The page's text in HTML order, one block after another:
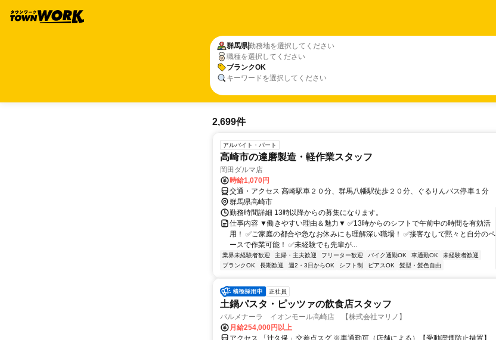
群馬県勤務地を選択してください
職種を選択してください
ブランクOK
キーワードを選択してください
2,699件
アルバイト・パート
高崎市の達磨製造・軽作業スタッフ
岡田ダルマ店
時給1,070円
交通・アクセス 高崎駅車２０分、群馬八幡駅徒歩２０分、ぐるりんバス停車１分
群馬県高崎市
勤務時間詳細 13時以降からの募集になります。
仕事内容 ▼働きやすい理由＆魅力▼ ✅13時からのシフトで午前中の時間を有効活
用！ ✅ご家庭の都合や急なお休みにも理解深い職場！ ✅接客なしで黙々と自分のペ
ースで作業可能！ ✅未経験でも先輩が...
業界未経験者歓迎 主婦・主夫歓迎 フリーター歓迎 バイク通勤OK 車通勤OK
未経験者歓迎
ブランクOK
長期歓迎 週2・3日からOK シフト制 ピアスOK 髪型・髪色自由
正社員
土鍋パスタ・ピッツァの飲食店スタッフ
パルメナーラ イオンモール高崎店 【株式会社マリノ】
月給254,000円以上
アクセス 「辻久保」交差点スグ ※車通勤可（店舗による）【受動喫煙防止措置】